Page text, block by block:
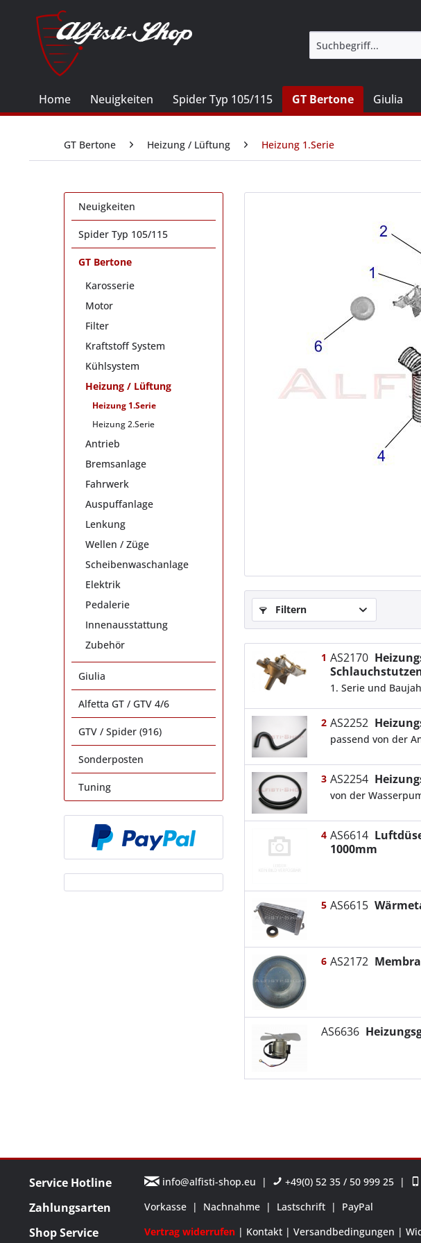
Home Neuigkeiten Spider Typ 105/115 GT Bertone Giulia
GT Bertone Heizung / Lüftung Heizung 1.Serie
Neuigkeiten
Spider Typ 105/115
GT Bertone
Karosserie
Motor
Filter
Kraftstoff System
Kühlsystem
Heizung / Lüftung
Heizung 1.Serie
Heizung 2.Serie
Antrieb
Bremsanlage
Fahrwerk
Auspuffanlage
Lenkung
Wellen / Züge
Scheibenwaschanlage
Elektrik
Pedalerie
Innenausstattung
Zubehör
Giulia
Alfetta GT / GTV 4/6
GTV / Spider (916)
Sonderposten
Tuning
Filtern
1 AS2170
1. Serie und
2 AS2252
passend von der
3 AS2254
von der
4 AS6614
1000mm
5 AS6615
6 AS2172
AS6636
Service Hotline info@alfisti-shop.eu | +49(0) 52 35 / 50 999 25 |
Zahlungsarten Vorkasse | Nachnahme | Lastschrift | PayPal
Shop Service Vertrag widerrufen Kontakt Versandbedingungen